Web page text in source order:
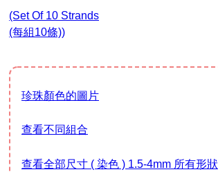
(set Of 10 Strands
(每組10條))
珍珠顏色的圖片
查看不同組合
查看全部尺寸 ( 染色 ) 1.5-4mm 所有形狀